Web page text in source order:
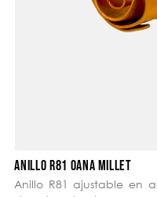
ANILLO R81 OANA MILLET
Anillo R81 ajustable en